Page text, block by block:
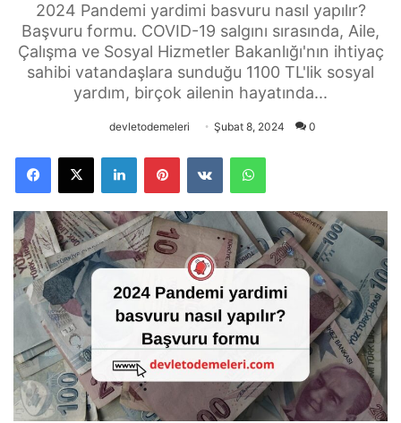
2024 Pandemi yardimi basvuru nasıl yapılır?
Başvuru formu. COVID-19 salgını sırasında, Aile,
Çalışma ve Sosyal Hizmetler Bakanlığı'nın ihtiyaç
sahibi vatandaşlara sunduğu 1100 TL'lik sosyal
yardım, birçok ailenin hayatında...
devletodemeleri Şubat 8, 2024 0